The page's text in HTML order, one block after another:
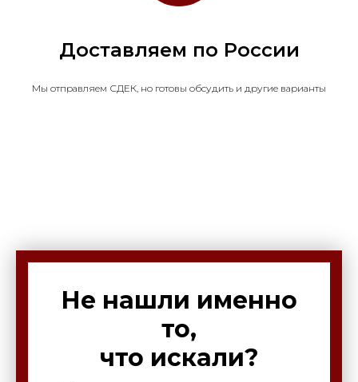
Доставляем по России
Мы отправляем СДЕК, но готовы обсудить и другие варианты
Не нашли именно
то,
что искали?